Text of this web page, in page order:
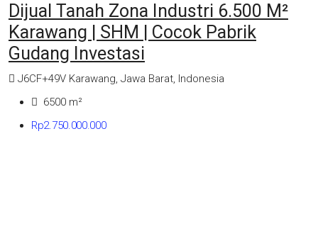
Dijual Tanah Zona Industri 6.500 M²
Karawang | SHM | Cocok Pabrik
Gudang Investasi
J6CF+49V Karawang, Jawa Barat, Indonesia
6500 m²
Rp2.750.000.000